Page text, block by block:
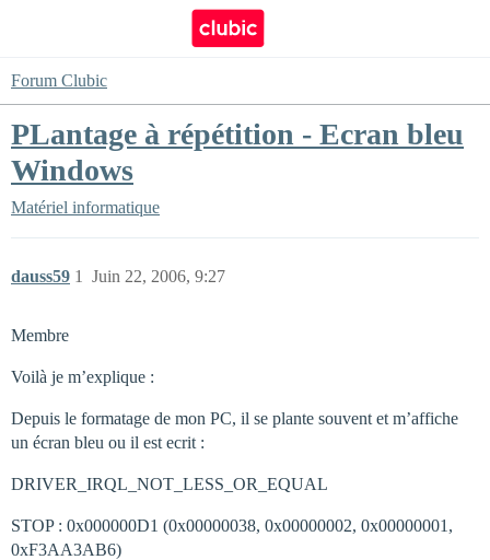
Forum Clubic
PLantage à répétition - Ecran bleu
Windows
Matériel informatique
dauss59 Juin 22, 2006, 9:27
1
Membre
Voilà je m’explique :
Depuis le formatage de mon PC, il se plante souvent et m’affiche
un écran bleu ou il est ecrit :
DRIVER_IRQL_NOT_LESS_OR_EQUAL
STOP : 0x000000D1 (0x00000038, 0x00000002, 0x00000001,
0xF3AA3AB6)